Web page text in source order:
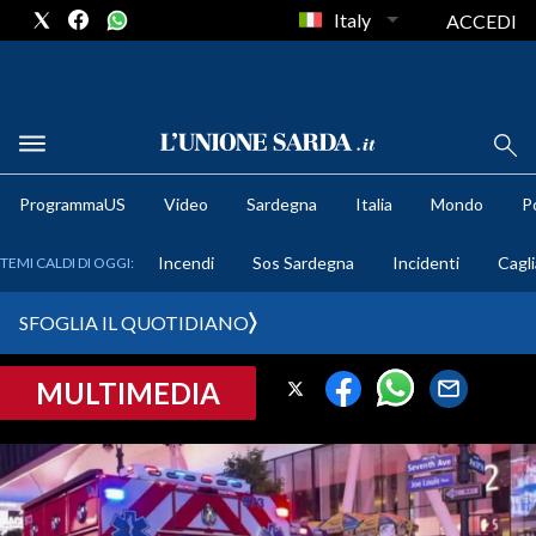
METEO
CRONACA SARDEGNA
PROVINCIA DI CAGLIARI
SULCIS IGLESIENTE
Italy ACCEDI
ProgrammaUS Video Sardegna Italia Mondo
TEMI CALDI DI OGGI: Incendi Sos Sardegna Incidenti
SFOGLIA IL QUOTIDIANO
MULTIMEDIA